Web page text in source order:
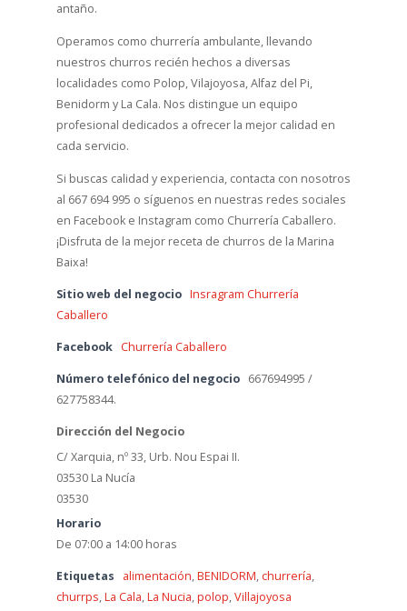
antaño.
Operamos como churrería ambulante, llevando
nuestros churros recién hechos a diversas
localidades como Polop, Vilajoyosa, Alfaz del Pi,
Benidorm y La Cala. Nos distingue un equipo
profesional dedicados a ofrecer la mejor calidad en
cada servicio.
Si buscas calidad y experiencia, contacta con nosotros
al 667 694 995 o síguenos en nuestras redes sociales
en Facebook e Instagram como Churrería Caballero.
¡Disfruta de la mejor receta de churros de la Marina
Baixa!
Sitio web del negocio Insragram Churrería
Caballero
Facebook Churrería Caballero
Número telefónico del negocio
667694995 /
627758344.
Dirección del Negocio
C/ Xarquia, nº 33, Urb. Nou Espai II.
03530 La Nucía
03530
Horario
De 07:00 a 14:00 horas
Etiquetas alimentación,BENIDORM, churrería,
churrps,La Cala,La Nucia,polop,Villajoyosa